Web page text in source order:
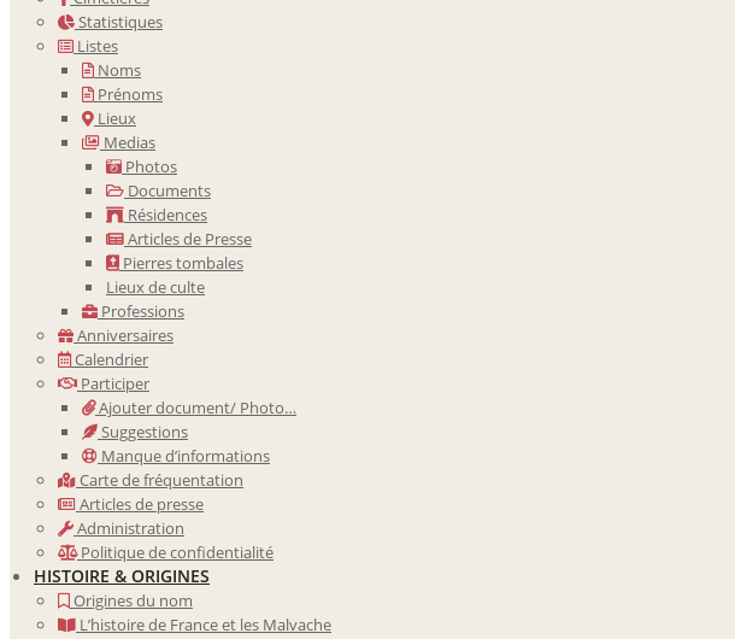
Statistiques
Listes
Noms
Prénoms
Lieux
Medias
Photos
Documents
Résidences
Articles de Presse
Pierres tombales
Lieux de culte
Professions
Anniversaires
Calendrier
Participer
Ajouter document/ Photo…
Suggestions
Manque d’informations
Carte de fréquentation
Articles de presse
Administration
Politique de confidentialité
HISTOIRE & ORIGINES
Origines du nom
L’histoire de France et les Malvache